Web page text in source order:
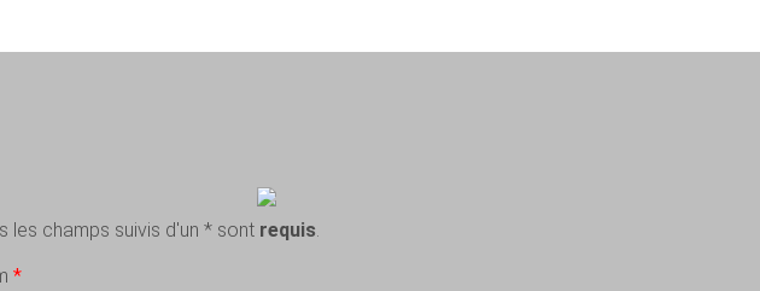
les champs suivis d'un * sont requis.
*